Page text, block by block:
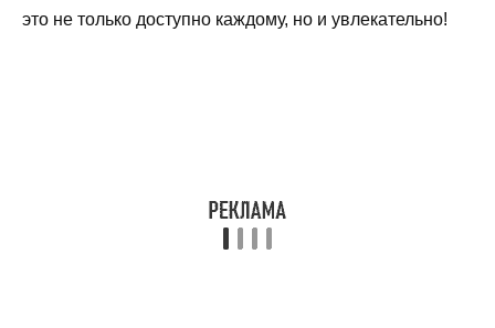
это не только доступно каждому, но и увлекательно!